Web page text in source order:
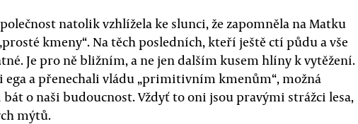
natolik vzhlížela ke slunci, že zapomněla na Matku
kmeny“. Na těch posledních, kteří ještě ctí půdu a vše
Je pro ně bližním, a ne jen dalším kusem hlíny k vytěžení.
ega a přenechali vládu „primitivním kmenům“, možná
o naši budoucnost. Vždyť to oni jsou pravými strážci lesa,
mýtů.